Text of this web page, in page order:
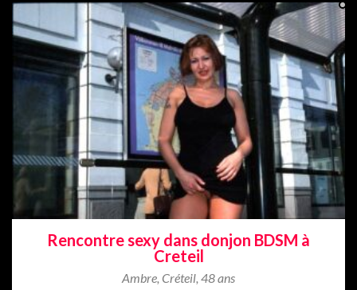
Rencontre sexy dans donjon BDSM à
Creteil
Ambre, Créteil, 48 ans